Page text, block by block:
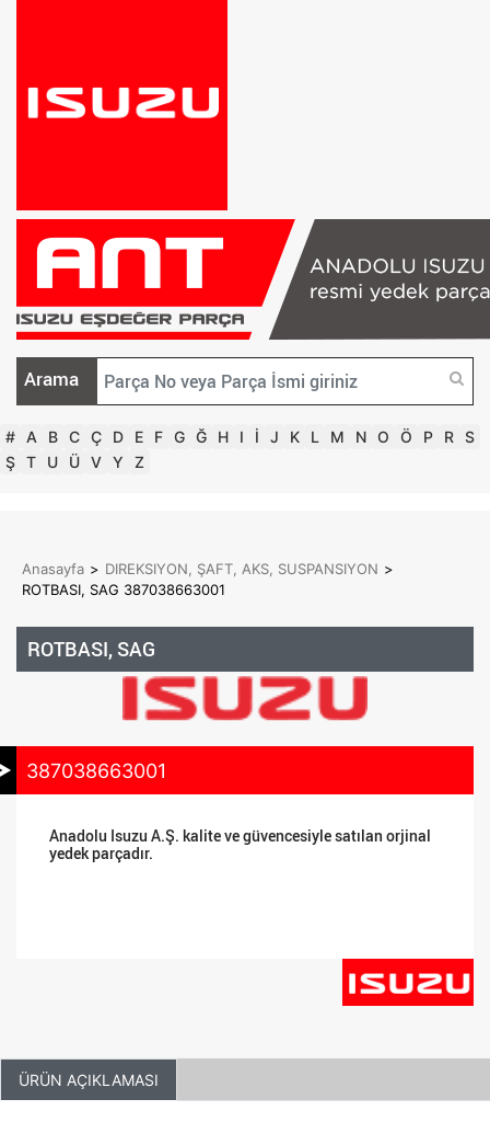
Arama
# A B C Ç D E F G Ğ H I İ J K L M N O Ö P R S
Ş T U Ü V Y Z
Anasayfa > DIREKSIYON, ŞAFT, AKS, SUSPANSIYON >
ROTBASI, SAG 387038663001
ROTBASI, SAG
387038663001
Anadolu Isuzu A.Ş. kalite ve güvencesiyle satılan orjinal
yedek parçadır.
ÜRÜN AÇIKLAMASI